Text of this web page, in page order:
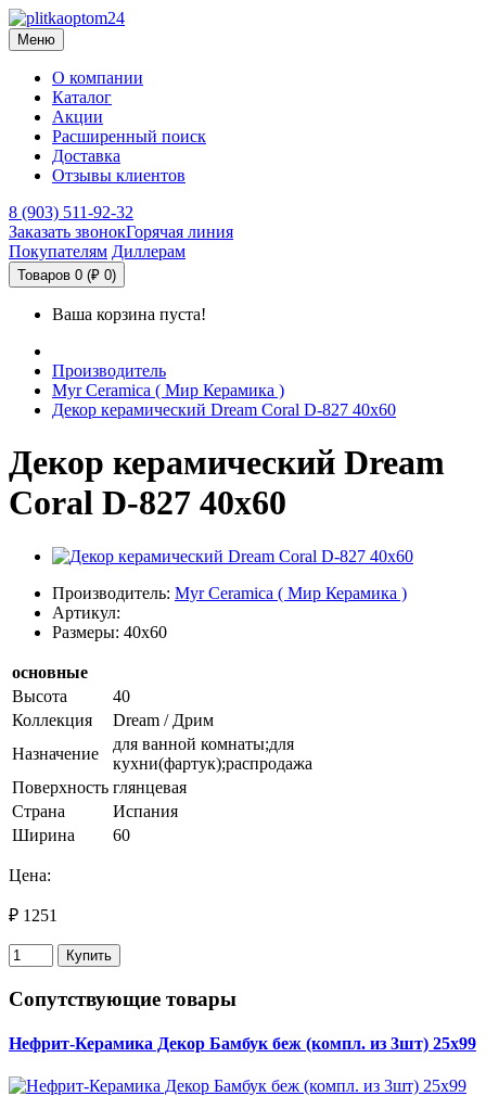
Меню
О компании
Каталог
Акции
Расширенный поиск
Доставка
Отзывы клиентов
8 (903) 511-92-32
Заказать звонокГорячая линия
Покупателям Диллерам
Товаров 0 (₽ 0)
Ваша корзина пуста!
Производитель
Myr Ceramica ( Мир Керамика )
Декор керамический Dream Coral D-827 40х60
Декор керамический Dream
Coral D-827 40х60
Производитель: Myr Ceramica ( Мир Керамика )
Артикул:
Размеры: 40x60
основные
Высота
40
Коллекция
Dream / Дрим
Назначение
для ванной комнаты;для
кухни(фартук);распродажа
Поверхность глянцевая
Страна
Испания
Ширина
60
Цена:
₽ 1251
Купить
Сопутствующие товары
Нефрит-Керамика Декор Бамбук беж (компл. из 3шт) 25х99